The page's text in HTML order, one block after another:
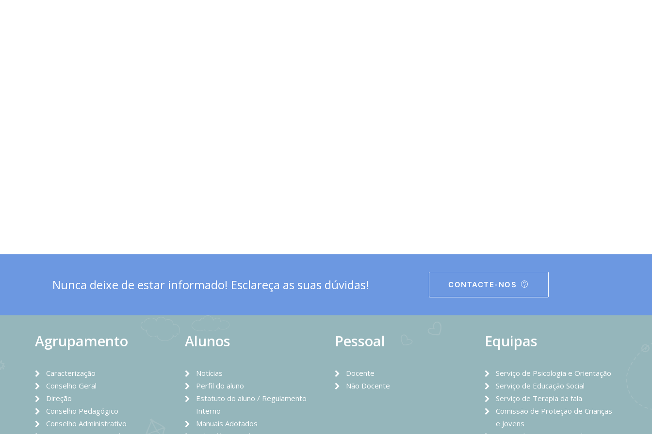
Nunca deixe de estar informado! Esclareça as suas dúvidas! CONTACTE-NOS
Agrupamento
Caracterização
Conselho Geral
Direção
Conselho Pedagógico
Conselho Administrativo
Alunos
Notícias
Perfil do aluno
Estatuto do aluno / Regulamento
Interno
Manuais Adotados
Pessoal
Docente
Não Docente
Equipas
Serviço de Psicologia e Orientação
Serviço de Educação Social
Serviço de Terapia da fala
Comissão de Proteção de Crianças
e Jovens